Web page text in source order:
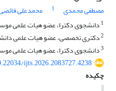
مصطفی محمدی
1 محمدعلی
1 دانشجوی دکترا، عضو هیات علمی
2دکتری‌ تخصصی، عضو هیات علمی
3دانشجوی دکترا، عضو هیات علمی
ijts.2026.2083727.4238
چکیده